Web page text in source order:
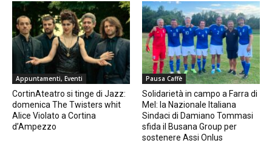
Appuntamenti, Eventi
CortinAteatro si tinge di Jazz:
domenica The Twisters whit
Alice Violato a Cortina
d’Ampezzo
Pausa Caffè
Solidarietà in campo a Farra di
Mel: la Nazionale Italiana
Sindaci di Damiano Tommasi
sfida il Busana Group per
sostenere Assi Onlus